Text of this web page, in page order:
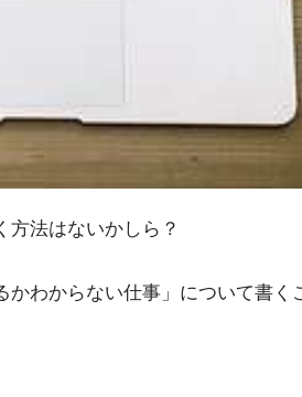
方法はないかしら？
わからない仕事」について書く